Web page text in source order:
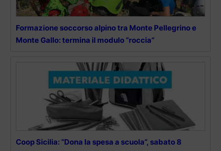
Formazione soccorso alpino tra Monte Pellegrino e
Monte Gallo: termina il modulo “roccia”
Coop Sicilia: “Dona la spesa a scuola”, sabato 8